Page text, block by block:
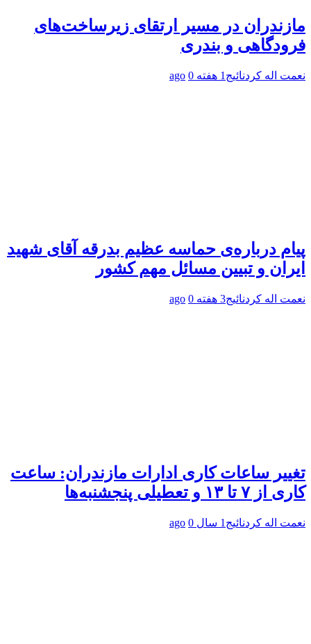
مازندران در مسیر ارتقای زیرساخت‌های
فرودگاهی و بندری
نعمت اله کردنائیج 1 هفته ago 0
پیام درباره‌ی حماسه عظیم بدرقه آقای شهید
ایران و تبیین مسائل مهم کشور
نعمت اله کردنائیج3 هفته ago 0
تغییر ساعات کاری ادارات مازندران: ساعت
کاری از ۷ تا ۱۳ و تعطیلی پنجشنبه‌ها
نعمت اله کردنائیج 1 سال ago 0